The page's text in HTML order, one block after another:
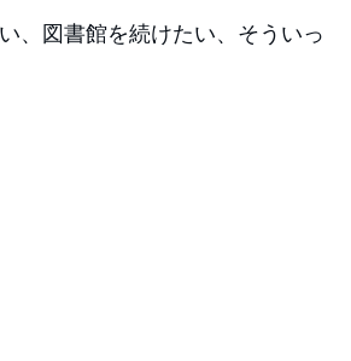
、図書館を続けたい、そういっ